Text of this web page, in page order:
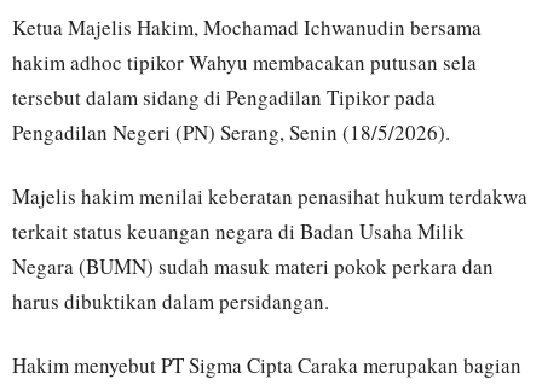
Ketua Majelis Hakim, Mochamad Ichwanudin bersama
hakim adhoc tipikor Wahyu membacakan putusan sela
tersebut dalam sidang di Pengadilan Tipikor pada
Pengadilan Negeri (PN) Serang, Senin (18/5/2026).
Majelis hakim menilai keberatan penasihat hukum terdakwa
terkait status keuangan negara di Badan Usaha Milik
Negara (BUMN) sudah masuk materi pokok perkara dan
harus dibuktikan dalam persidangan.
Hakim menyebut PT Sigma Cipta Caraka merupakan bagian